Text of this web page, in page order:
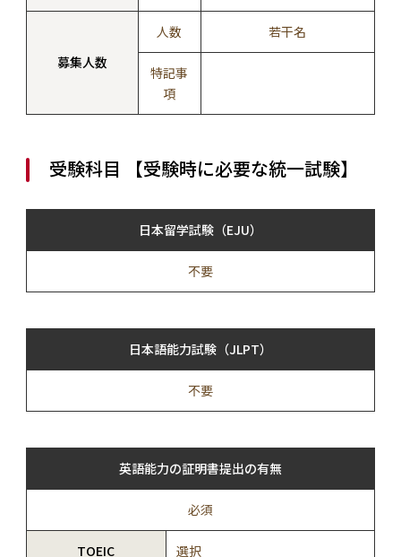
募集人数
人数 若干名
特記事
項
受験科目 【受験時に必要な統一試験】
日本留学試験（EJU）
不要
日本語能力試験（JLPT）
不要
英語能力の証明書提出の有無
必須
TOEIC 選択